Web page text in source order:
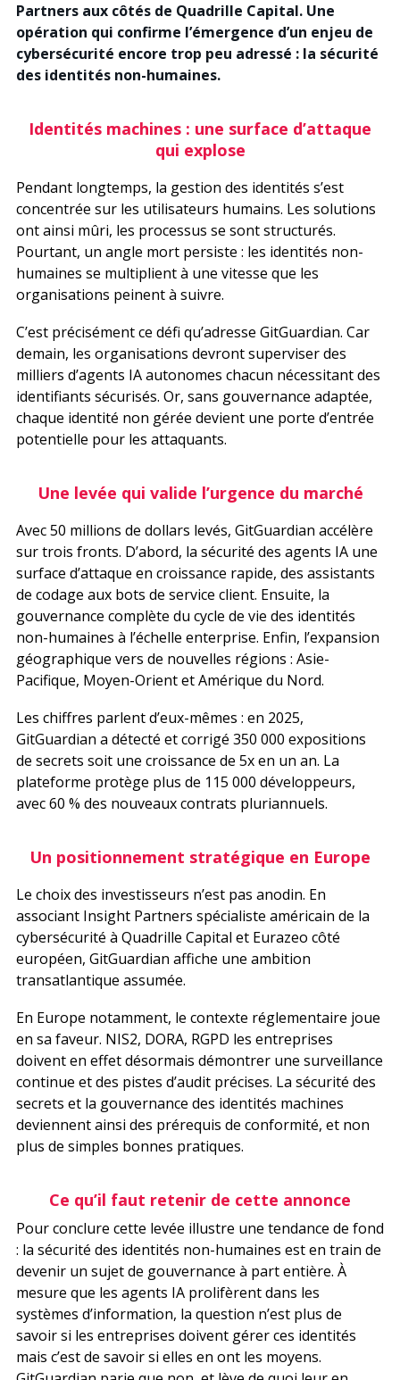
Partners aux côtés de Quadrille Capital. Une
opération qui confirme l’émergence d’un enjeu de
cybersécurité encore trop peu adressé : la sécurité
des identités non-humaines.
Identités machines : une surface d’attaque
qui explose
Pendant longtemps, la gestion des identités s’est
concentrée sur les utilisateurs humains. Les solutions
ont ainsi mûri, les processus se sont structurés.
Pourtant, un angle mort persiste : les identités non-
humaines se multiplient à une vitesse que les
organisations peinent à suivre.
C’est précisément ce défi qu’adresse GitGuardian. Car
demain, les organisations devront superviser des
milliers d’agents IA autonomes chacun nécessitant des
identifiants sécurisés. Or, sans gouvernance adaptée,
chaque identité non gérée devient une porte d’entrée
potentielle pour les attaquants.
Une levée qui valide l’urgence du marché
Avec 50 millions de dollars levés, GitGuardian accélère
sur trois fronts. D’abord, la sécurité des agents IA une
surface d’attaque en croissance rapide, des assistants
de codage aux bots de service client. Ensuite, la
gouvernance complète du cycle de vie des identités
non-humaines à l’échelle enterprise. Enfin, l’expansion
géographique vers de nouvelles régions : Asie-
Pacifique, Moyen-Orient et Amérique du Nord.
Les chiffres parlent d’eux-mêmes : en 2025,
GitGuardian a détecté et corrigé 350 000 expositions
de secrets soit une croissance de 5x en un an. La
plateforme protège plus de 115 000 développeurs,
avec 60 % des nouveaux contrats pluriannuels.
Un positionnement stratégique en Europe
Le choix des investisseurs n’est pas anodin. En
associant Insight Partners spécialiste américain de la
cybersécurité à Quadrille Capital et Eurazeo côté
européen, GitGuardian affiche une ambition
transatlantique assumée.
En Europe notamment, le contexte réglementaire joue
en sa faveur. NIS2, DORA, RGPD les entreprises
doivent en effet désormais démontrer une surveillance
continue et des pistes d’audit précises. La sécurité des
secrets et la gouvernance des identités machines
deviennent ainsi des prérequis de conformité, et non
plus de simples bonnes pratiques.
Ce qu’il faut retenir de cette annonce
Pour conclure cette levée illustre une tendance de fond
: la sécurité des identités non-humaines est en train de
devenir un sujet de gouvernance à part entière. À
mesure que les agents IA prolifèrent dans les
systèmes d’information, la question n’est plus de
savoir si les entreprises doivent gérer ces identités
mais c’est de savoir si elles en ont les moyens.